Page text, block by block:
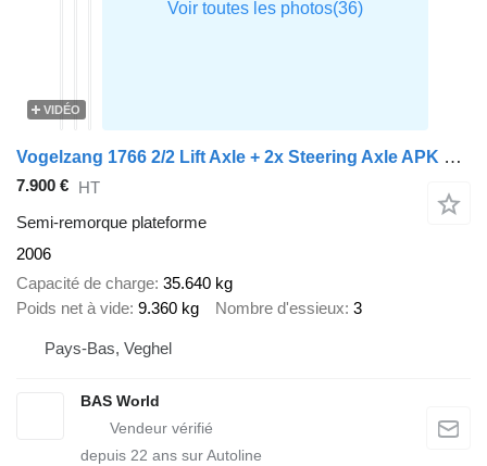
VIDÉO
Vogelzang 1766 2/2 Lift Axle + 2x Steering Axle APK 03/2027
7.900 € HT
Semi-remorque plateforme
2006
Capacité de charge 35.640 kg
Poids net à vide 9.360 kg Nombre d'essieux 3
Pays-Bas, Veghel
BAS World
depuis 22 ans sur Autoline